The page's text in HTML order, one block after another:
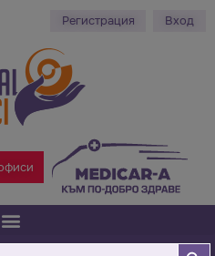
Регистрация Вход
Бутон